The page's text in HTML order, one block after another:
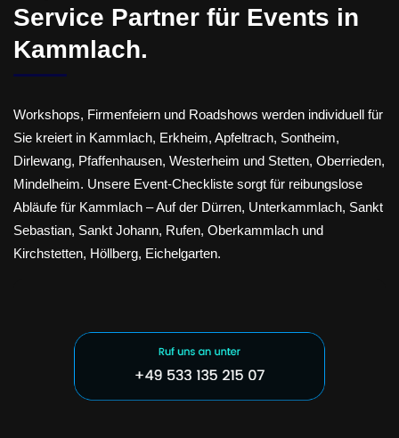
Service Partner für Events in
Kammlach.
Workshops, Firmenfeiern und Roadshows werden individuell für
Sie kreiert in Kammlach, Erkheim, Apfeltrach, Sontheim,
Dirlewang, Pfaffenhausen, Westerheim und Stetten, Oberrieden,
Mindelheim. Unsere Event-Checkliste sorgt für reibungslose
Abläufe für Kammlach – Auf der Dürren, Unterkammlach, Sankt
Sebastian, Sankt Johann, Rufen, Oberkammlach und
Kirchstetten, Höllberg, Eichelgarten.